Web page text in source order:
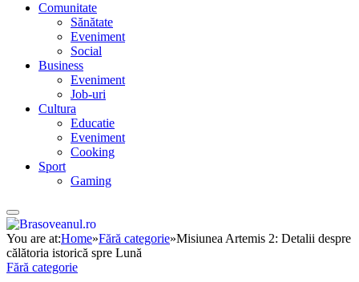
Comunitate
Sănătate
Eveniment
Social
Business
Eveniment
Job-uri
Cultura
Educatie
Eveniment
Cooking
Sport
Gaming
You are at:Home»Fără categorie»Misiunea Artemis 2: Detalii despre
călătoria istorică spre Lună
Fără categorie